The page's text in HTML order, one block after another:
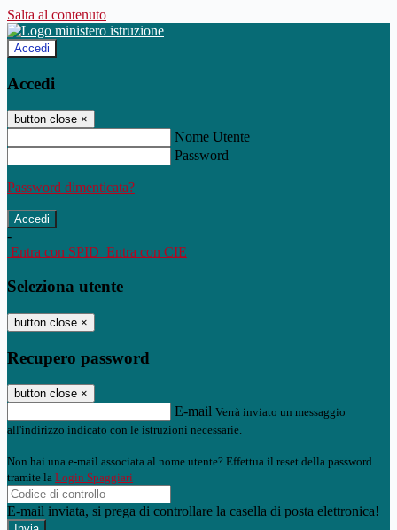
Salta al contenuto
Accedi
Accedi
button close ×
Nome Utente
Password
Password dimenticata?
-
Entra con SPID Entra con CIE
Seleziona utente
button close ×
Recupero password
button close ×
E-mail Verrà inviato un messaggio
all'indirizzo indicato con le istruzioni necessarie.
Non hai una e-mail associata al nome utente? Effettua il reset della password
tramite la Login Spaggiari
E-mail inviata, si prega di controllare la casella di posta elettronica!